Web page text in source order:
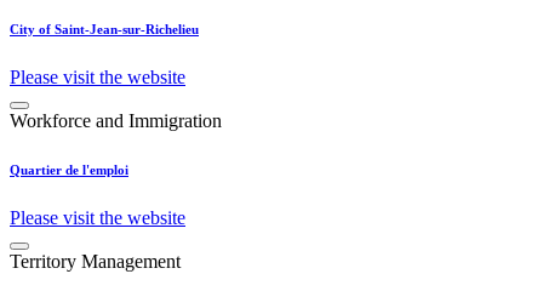
City of Saint-Jean-sur-Richelieu
Please visit the website
Workforce and Immigration
Quartier de l'emploi
Please visit the website
Territory Management